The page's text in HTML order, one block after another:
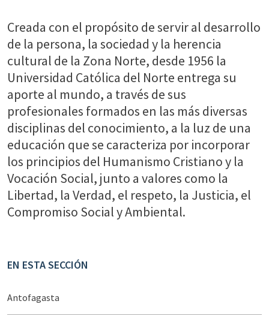
Creada con el propósito de servir al desarrollo
de la persona, la sociedad y la herencia
cultural de la Zona Norte, desde 1956 la
Universidad Católica del Norte entrega su
aporte al mundo, a través de sus
profesionales formados en las más diversas
disciplinas del conocimiento, a la luz de una
educación que se caracteriza por incorporar
los principios del Humanismo Cristiano y la
Vocación Social, junto a valores como la
Libertad, la Verdad, el respeto, la Justicia, el
Compromiso Social y Ambiental.
EN ESTA SECCIÓN
Antofagasta